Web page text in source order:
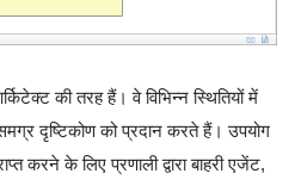
की तरह हैं। वे विभिन्न स्थितियों में
दृष्टिकोण को प्रदान करते हैं। उपयोग
करने के लिए प्रणाली द्वारा बाहरी एजेंट,